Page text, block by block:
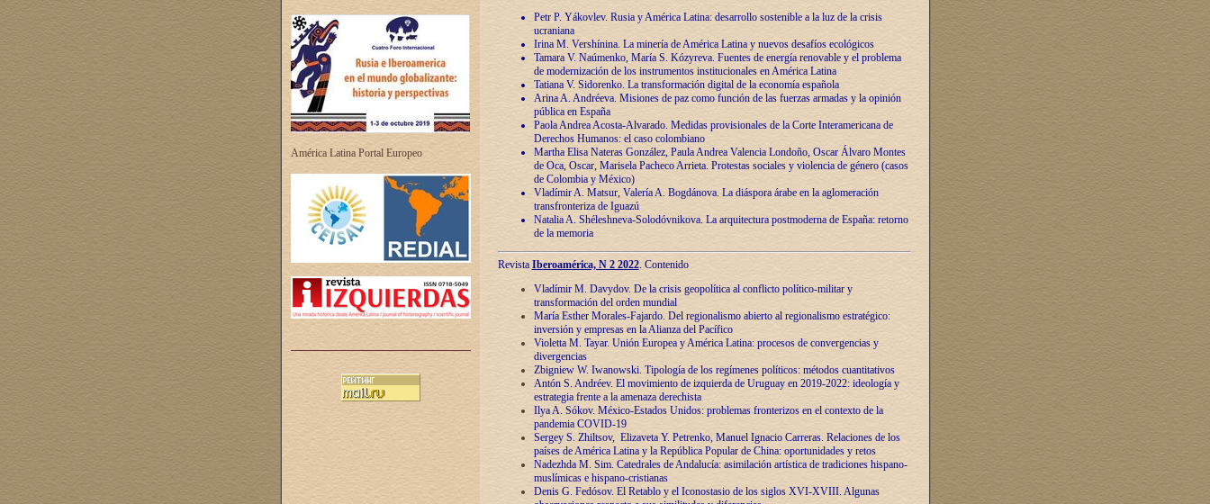
América Latina Portal Europeo
Petr P. Yákovlev. Rusia y América Latina: desarrollo sostenible a la luz de la crisis
ucraniana
Irina M. Vershínina. La minería de América Latina y nuevos desafíos ecológicos
Tamara V. Naúmenko, María S. Kózyreva. Fuentes de energía renovable y el problema
de modernización de los instrumentos institucionales en América Latina
Tatiana V. Sidorenko. La transformación digital de la economía española
Arina A. Andréeva. Misiones de paz como función de las fuerzas armadas y la opinión
pública en España
Paola Andrea Acosta-Alvarado. Medidas provisionales de la Corte Interamericana de
Derechos Humanos: el caso colombiano
Martha Elisa Nateras González, Paula Andrea Valencia Londoño, Oscar Álvaro Montes
de Oca, Oscar, Marisela Pacheco Arrieta. Protestas sociales y violencia de género (casos
de Colombia y México)
Vladímir A. Matsur, Valería A. Bogdánova. La diáspora árabe en la aglomeración
transfronteriza de Iguazú
Natalia A. Shéleshneva-Solodóvnikova. La arquitectura postmoderna de España: retorno
de la memoria
Revista Iberoamérica, N 2 2022. Contenido
Vladímir M. Davydov. De la crisis geopolítica al conflicto político-militar y
transformación del orden mundial
María Esther Morales-Fajardo. Del regionalismo abierto al regionalismo estratégico:
inversión y empresas en la Alianza del Pacífico
Violetta M. Tayar. Unión Europea y América Latina: procesos de convergencias y
divergencias
Zbigniew W. Iwanowski. Tipología de los regímenes políticos: métodos cuantitativos
Antón S. Andréev. El movimiento de izquierda de Uruguay en 2019-2022: ideología y
estrategia frente a la amenaza derechista
Ilya A. Sókov. México-Estados Unidos: problemas fronterizos en el contexto de la
pandemia COVID-19
Sergey S. Zhiltsov, Elizaveta Y. Petrenko, Manuel Ignacio Carreras. Relaciones de los
países de América Latina y la República Popular de China: oportunidades y retos
Nadezhda M. Sim. Catedrales de Andalucía: asimilación artística de tradiciones hispano-
muslímicas e hispano-cristianas
Denis G. Fedósov. El Retablo y el Iconostasio de los siglos XVI-XVIII. Algunas